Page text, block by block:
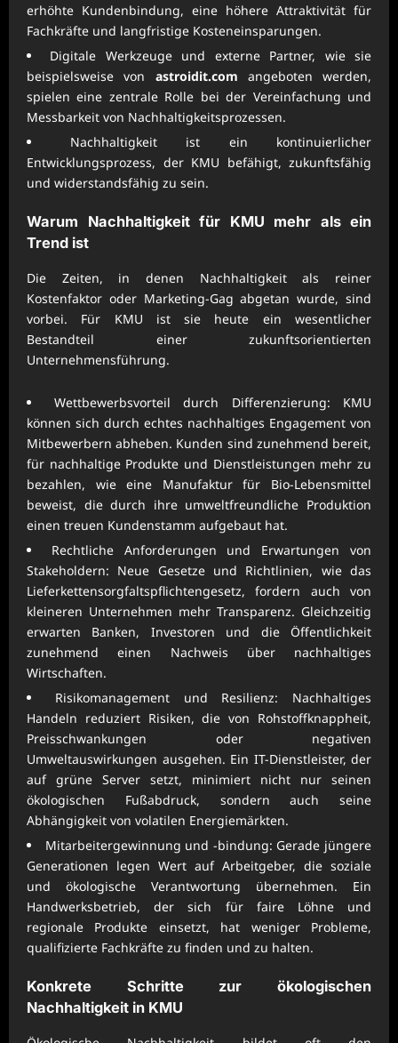
erhöhte Kundenbindung, eine höhere Attraktivität für
Fachkräfte und langfristige Kosteneinsparungen.
Digitale Werkzeuge und externe Partner, wie sie
beispielsweise von astroidit.com angeboten werden,
spielen eine zentrale Rolle bei der Vereinfachung und
Messbarkeit von Nachhaltigkeitsprozessen.
Nachhaltigkeit ist ein kontinuierlicher
Entwicklungsprozess, der KMU befähigt, zukunftsfähig
und widerstandsfähig zu sein.
Warum Nachhaltigkeit für KMU mehr als ein
Trend ist
Die Zeiten, in denen Nachhaltigkeit als reiner
Kostenfaktor oder Marketing-Gag abgetan wurde, sind
vorbei. Für KMU ist sie heute ein wesentlicher
Bestandteil einer zukunftsorientierten
Unternehmensführung.
Wettbewerbsvorteil durch Differenzierung: KMU
können sich durch echtes nachhaltiges Engagement von
Mitbewerbern abheben. Kunden sind zunehmend bereit,
für nachhaltige Produkte und Dienstleistungen mehr zu
bezahlen, wie eine Manufaktur für Bio-Lebensmittel
beweist, die durch ihre umweltfreundliche Produktion
einen treuen Kundenstamm aufgebaut hat.
Rechtliche Anforderungen und Erwartungen von
Stakeholdern: Neue Gesetze und Richtlinien, wie das
Lieferkettensorgfaltspflichtengesetz, fordern auch von
kleineren Unternehmen mehr Transparenz. Gleichzeitig
erwarten Banken, Investoren und die Öffentlichkeit
zunehmend einen Nachweis über nachhaltiges
Wirtschaften.
Risikomanagement und Resilienz: Nachhaltiges
Handeln reduziert Risiken, die von Rohstoffknappheit,
Preisschwankungen oder negativen
Umweltauswirkungen ausgehen. Ein IT-Dienstleister, der
auf grüne Server setzt, minimiert nicht nur seinen
ökologischen Fußabdruck, sondern auch seine
Abhängigkeit von volatilen Energiemärkten.
Mitarbeitergewinnung und -bindung: Gerade jüngere
Generationen legen Wert auf Arbeitgeber, die soziale
und ökologische Verantwortung übernehmen. Ein
Handwerksbetrieb, der sich für faire Löhne und
regionale Produkte einsetzt, hat weniger Probleme,
qualifizierte Fachkräfte zu finden und zu halten.
Konkrete Schritte zur ökologischen
Nachhaltigkeit in KMU